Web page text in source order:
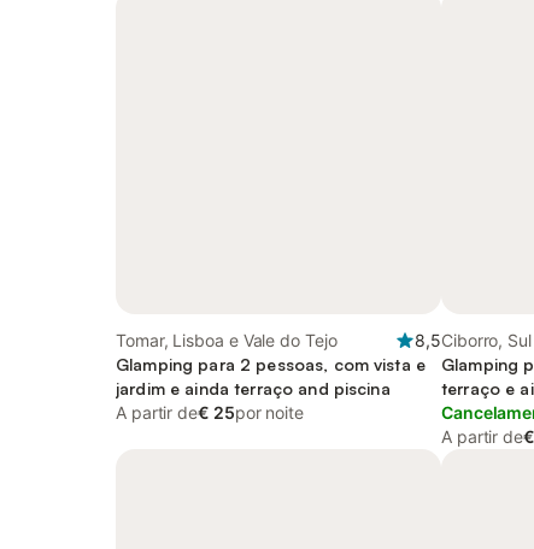
Tomar, Lisboa e Vale do Tejo
8,5
Glamping para 2 pessoas, com vista e
jardim e ainda terraço and piscina
A partir de€ 25por noite
Ciborro,
Glamping
terraço e
A partir de